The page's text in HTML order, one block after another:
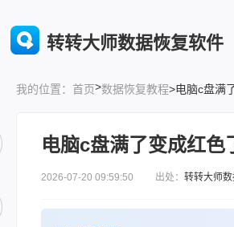
转转大师数据恢复软件
我的位置： 首页>数据恢复教程>电脑c盘满
电脑c盘满了变成红色
2026-07-20 09:59:50 出处： 转转大师